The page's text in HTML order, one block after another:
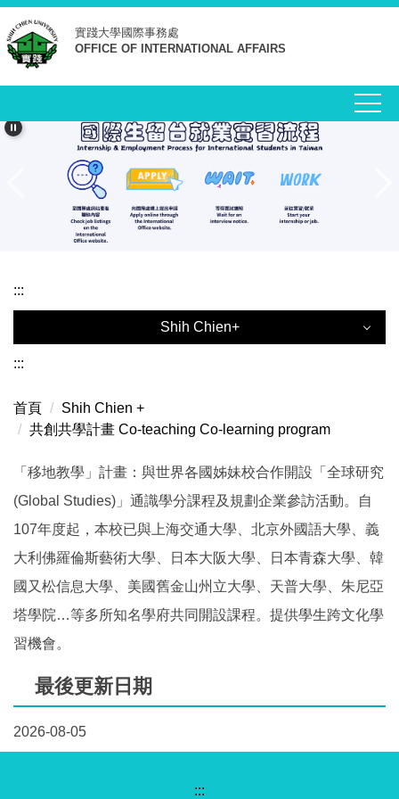
跳
到
主
要
容
實踐大學國際事務處
OFFICE OF INTERNATIONAL AFFAIRS
:::
Shih Chien+
亞洲暑期大學 Asia Summer University
:::
首頁
Shih Chien +
共創共學計畫 Co-teaching Co-learning program
「移地教學」計畫：與世界各國姊妹校合作開設「全球研究
(Global Studies)」通識學分課程及規劃企業參訪活動。自
107年度起，本校已與上海交通大學、北京外國語大學、義
大利佛羅倫斯藝術大學、日本大阪大學、日本青森大學、韓
國又松信息大學、美國舊金山州立大學、天普大學、朱尼亞
塔學院…等多所知名學府共同開設課程。提供學生跨文化學
習機會。
最後更新日期
2026-08-05
:::